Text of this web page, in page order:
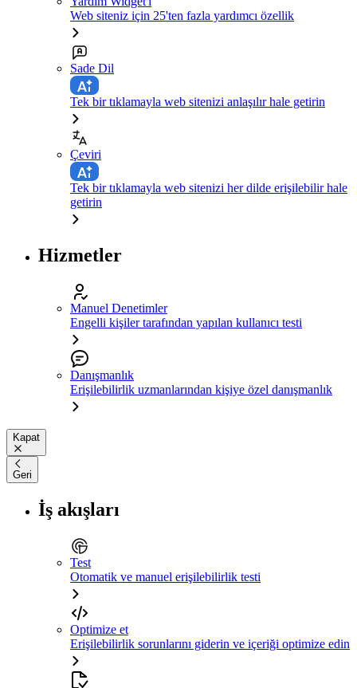
Web siteniz için 25'ten fazla yardımcı özellik
Sade Dil
Tek bir tıklamayla web sitenizi anlaşılır hale getirin
Çeviri
Tek bir tıklamayla web sitenizi her dilde erişilebilir hale
getirin
Hizmetler
Manuel Denetimler
Engelli kişiler tarafından yapılan kullanıcı testi
Danışmanlık
Erişilebilirlik uzmanlarından kişiye özel danışmanlık
Kapat
Geri
İş akışları
Test
Otomatik ve manuel erişilebilirlik testi
Optimize et
Erişilebilirlik sorunlarını giderin ve içeriği optimize edin